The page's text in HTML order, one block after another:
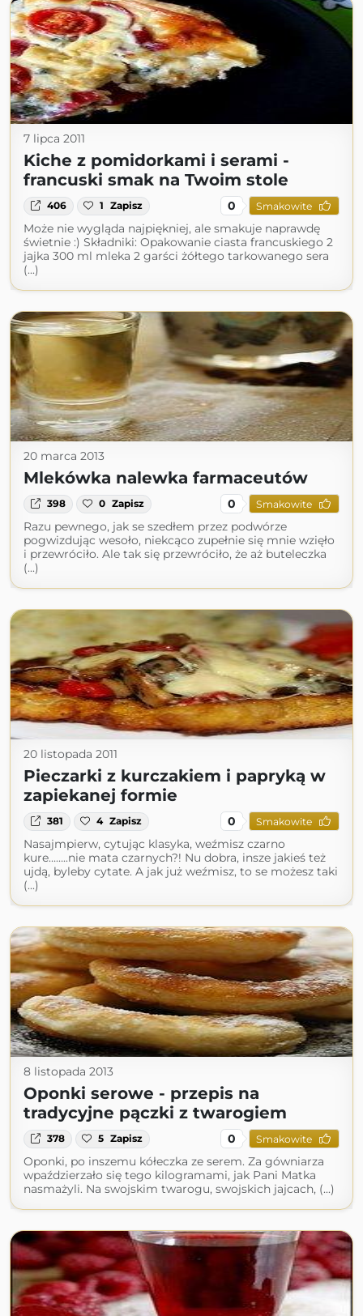
7 lipca 2011
Kiche z pomidorkami i serami -
francuski smak na Twoim stole
406 1 Zapisz 0 Smakowite
Może nie wygląda najpiękniej, ale smakuje naprawdę
świetnie :) Składniki: Opakowanie ciasta francuskiego 2
jajka 300 ml mleka 2 garści żółtego tarkowanego sera
(...)
20 marca 2013
Mlekówka nalewka farmaceutów
398 0 Zapisz 0 Smakowite
Razu pewnego, jak se szedłem przez podwórze
pogwizdując wesoło, niekcąco zupełnie się mnie wzięło
i przewróciło. Ale tak się przewróciło, że aż buteleczka
(...)
20 listopada 2011
Pieczarki z kurczakiem i papryką w
zapiekanej formie
381 4 Zapisz 0 Smakowite
Nasajmpierw, cytując klasyka, weźmisz czarno
kure……..nie mata czarnych?! Nu dobra, insze jakieś też
ujdą, byleby cytate. A jak już weźmisz, to se możesz taki
(...)
8 listopada 2013
Oponki serowe - przepis na
tradycyjne pączki z twarogiem
378 5 Zapisz 0 Smakowite
Oponki, po inszemu kółeczka ze serem. Za gówniarza
wpaździerzało się tego kilogramami, jak Pani Matka
nasmażyli. Na swojskim twarogu, swojskich jajcach, (...)